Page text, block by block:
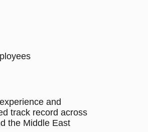
and
track record across
the Middle East